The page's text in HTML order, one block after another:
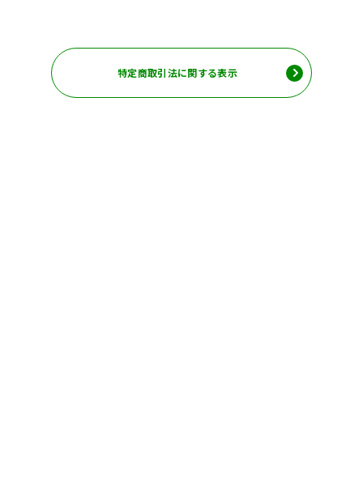
特定商取引法に関する表示